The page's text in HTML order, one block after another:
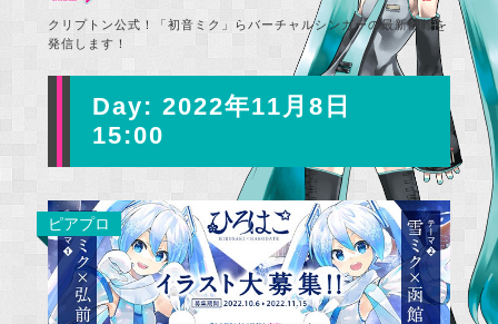
クリプトン公式！「初音ミク」らバーチャルシンガーの最新情報を
発信します！
Day: 2022年11月8日
15:00
ピアプロ